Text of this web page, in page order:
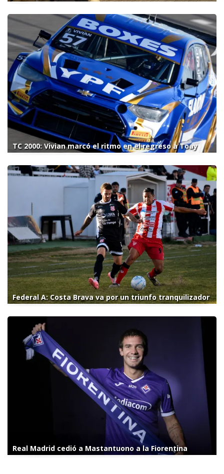
TC 2000: Vivian marcó el ritmo en el regreso a Toay
Federal A: Costa Brava va por un triunfo tranquilizador
Real Madrid cedió a Mastantuono a la Fiorentina